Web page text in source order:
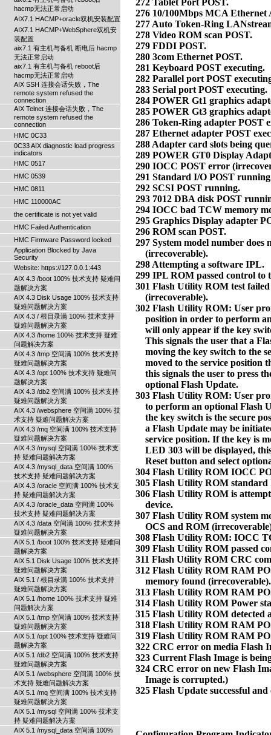
hacmp无法正常启动
AIX7.1 HACMP+oracle双机安装配置
AIX7.1 HACMP+WebSphere双机安
装配置
aix7.1 有主机与备机 断电后 hacmp
无法正常启动
aix7.1 有主机与备机 reboot后
hacmp无法正常启动
AIX SSH 连接会话失败，The
remote system refused the
connection
AIX Telnet 连接会话失败，The
remote system refused the
connection
HMC 0C33
0C33 AIX diagnostic load progress
indicators
HMC 0517
HMC 0539
HMC 0811
HMC 110000AC
the certificate is not yet valid
HMC Failed Authentication
HMC Firmware Password locked
Application Blocked by Java
Security
Website: https://127.0.0.1:443
AIX 4.3 /boot 100% 技术支持 疑难问
题解决方案
AIX 4.3 Disk Usage 100% 技术支持
疑难问题解决方案
AIX 4.3 / 根目录满 100% 技术支持
疑难问题解决方案
AIX 4.3 /home 100% 技术支持 疑难
问题解决方案
AIX 4.3 /tmp 空间满 100% 技术支持
疑难问题解决方案
AIX 4.3 /opt 100% 技术支持 疑难问
题解决方案
AIX 4.3 /db2 空间满 100% 技术支持
疑难问题解决方案
AIX 4.3 /websphere 空间满 100% 技
术支持 疑难问题解决方案
AIX 4.3 /mq 空间满 100% 技术支持
疑难问题解决方案
AIX 4.3 /mysql 空间满 100% 技术支
持 疑难问题解决方案
AIX 4.3 /mysql_data 空间满 100%
技术支持 疑难问题解决方案
AIX 4.3 /oracle 空间满 100% 技术支
持 疑难问题解决方案
AIX 4.3 /oracle_data 空间满 100%
技术支持 疑难问题解决方案
AIX 4.3 /data 空间满 100% 技术支持
疑难问题解决方案
AIX 5.1 /boot 100% 技术支持 疑难问
题解决方案
AIX 5.1 Disk Usage 100% 技术支持
疑难问题解决方案
AIX 5.1 / 根目录满 100% 技术支持
疑难问题解决方案
AIX 5.1 /home 100% 技术支持 疑难
问题解决方案
AIX 5.1 /tmp 空间满 100% 技术支持
疑难问题解决方案
AIX 5.1 /opt 100% 技术支持 疑难问
题解决方案
AIX 5.1 /db2 空间满 100% 技术支持
疑难问题解决方案
AIX 5.1 /websphere 空间满 100% 技
术支持 疑难问题解决方案
AIX 5.1 /mq 空间满 100% 技术支持
疑难问题解决方案
AIX 5.1 /mysql 空间满 100% 技术支
持 疑难问题解决方案
AIX 5.1 /mysql_data 空间满 100%